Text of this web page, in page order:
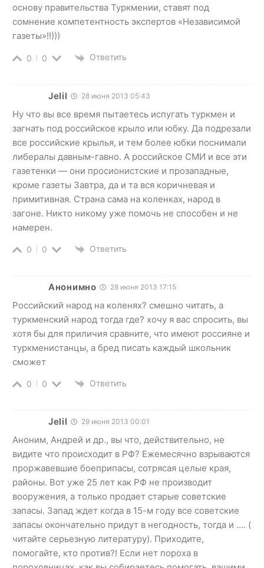
основу правительства Туркмении, ставят под
сомнение компетентность экспертов «Независимой
газеты»!!)))
0 0 Ответить
Jelil 28 июня 2013 05:43
Ну что вы все время пытаетесь испугать туркмен и
загнать под российское крыло или юбку. Да подрезали
все российские крылья, и тем более юбки поснимали
либералы давным-гавно. А российское СМИ и все эти
газетенки — они просионистские и прозападные,
кроме газеты Завтра, да и та вся коричневая и
примитивная. Страна сама на коленках, народ в
загоне. Никто никому уже помочь не способен и не
намерен.
0 0 Ответить
Анонимно 28 июня 2013 17:15
Российский народ на коленях? смешно читать, а
туркменский народ тогда где? хочу я вас спросить, вы
хотя бы для приличия сравните, что имеют россияне и
туркменистанцы, а бред писать каждый школьник
сможет
0 0 Ответить
Jelil 29 июня 2013 00:01
Аноним, Андрей и др., вы что, действительно, не
видите что происходит в РФ? Ежемесячно взрываются
проржавевшие боеприпасы, сотрясая целые края,
районы. Вот уже 25 лет как РФ не производит
вооружения, а только продает старые советские
запасы. Запад ждет когда в 15-м году все советские
запасы окончательно придут в негодность, тогда и …. (
читайте серьезную литературу). Приходите,
помогайте, кто против?! Если нет пороха в